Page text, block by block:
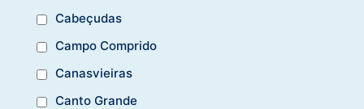
Cabeçudas
Campo Comprido
Canasvieiras
Canto Grande